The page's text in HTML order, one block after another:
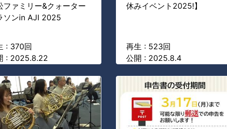
ファミリー&クォーター
ソンin AJI 2025
: 370回
: 2025.8.22
休みイベント2025!】
再生 : 523回
公開 : 2025.8.4